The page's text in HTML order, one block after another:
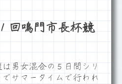
回鳴門市長杯競
男女混合の５日間シリ
サマータイムで行われ